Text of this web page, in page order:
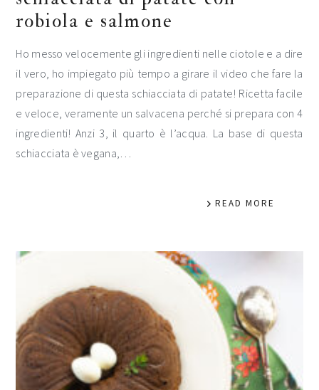
robiola e salmone
Ho messo velocemente gli ingredienti nelle ciotole e a dire
il vero, ho impiegato più tempo a girare il video che fare la
preparazione di questa schiacciata di patate! Ricetta facile
e veloce, veramente un salvacena perché si prepara con 4
ingredienti! Anzi 3, il quarto è l’acqua. La base di questa
schiacciata è vegana,…
READ MORE